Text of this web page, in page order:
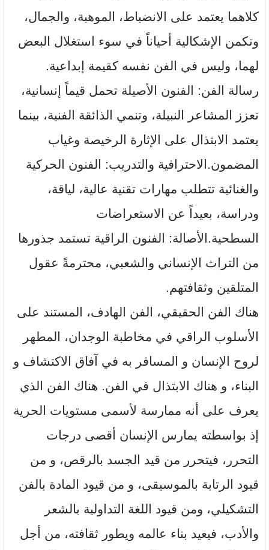
كلاهما يعتمد على الانضباط، الموهبة، والجمال،
وتكمن الإشكالية أحياناً في سوء استغلال البعض
لهما، وليس في الفن نفسه كقيمة إبداعية.
رسالة الفن: الفنون الأصيلة تحمل قيماً إنسانية،
تعزز المشاعر النبيلة، وتنمي الذائقة الفنية، بينما
يعتمد الابتذال على الإثارة الرخيصة وغياب
المضمون.الاحترافية والتدريب: الفنون الحركية
والغنائية تتطلب مهارات تقنية عالية، لياقة،
ودراسة، بعيداً عن الاستعراضات
السطحية.الأصالة: الفنون الراقية تستمد جذورها
من التراث الإنساني والشعبي، محترمةً عقول
المتلقين وثقافتهم.
هناك الفن الحقيقي، الفن الهادف، المستند على
الأسلوب الراقي في مخاطبة الوجدان، المطهر
لروح الإنسان و المسافر به في آفاق الاكتشاف و
البناء، و هناك الابتذال في الفن. هناك الفن الذي
يعرف على أنه ممارسة لأسمى مستويات الحرية
إذ بواسطته يمارس الإنسان أقصى درجات
التحرر، فيتحرر من قيد الجسد بالرقص، و من
قيود الرتابة بالموسيقى، و من قيود المادة بالفن
التشكيلي، ومن قيود اللغة التداولية بالشعر
والأدب، فيعيد بناء عالمه ويطور ثقافته، من أجل